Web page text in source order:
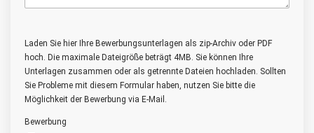
Laden Sie hier Ihre Bewerbungsunterlagen als zip-Archiv oder PDF
hoch. Die maximale Dateigröße beträgt 4MB. Sie können Ihre
Unterlagen zusammen oder als getrennte Dateien hochladen. Sollten
Sie Probleme mit diesem Formular haben, nutzen Sie bitte die
Möglichkeit der Bewerbung via E-Mail.
Bewerbung